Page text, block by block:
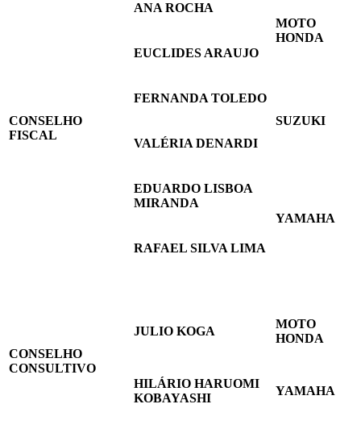
CONSELHO
FISCAL
ANA ROCHA
MOTO
HONDA
EUCLIDES ARAUJO
FERNANDA TOLEDO
SUZUKI
VALÉRIA DENARDI
EDUARDO LISBOA
MIRANDA
YAMAHA
RAFAEL SILVA LIMA
CONSELHO
CONSULTIVO
JULIO KOGA
MOTO
HONDA
HILÁRIO HARUOMI
KOBAYASHI
YAMAHA